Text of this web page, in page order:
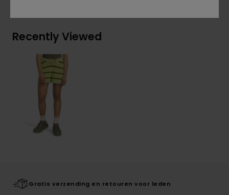
Recently Viewed
Gratis verzending en retouren voor leden